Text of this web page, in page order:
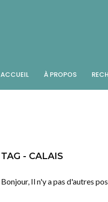
ACCUEIL À PROPOS
TAG - CALAIS
Bonjour, Il n'y a pas d'autres